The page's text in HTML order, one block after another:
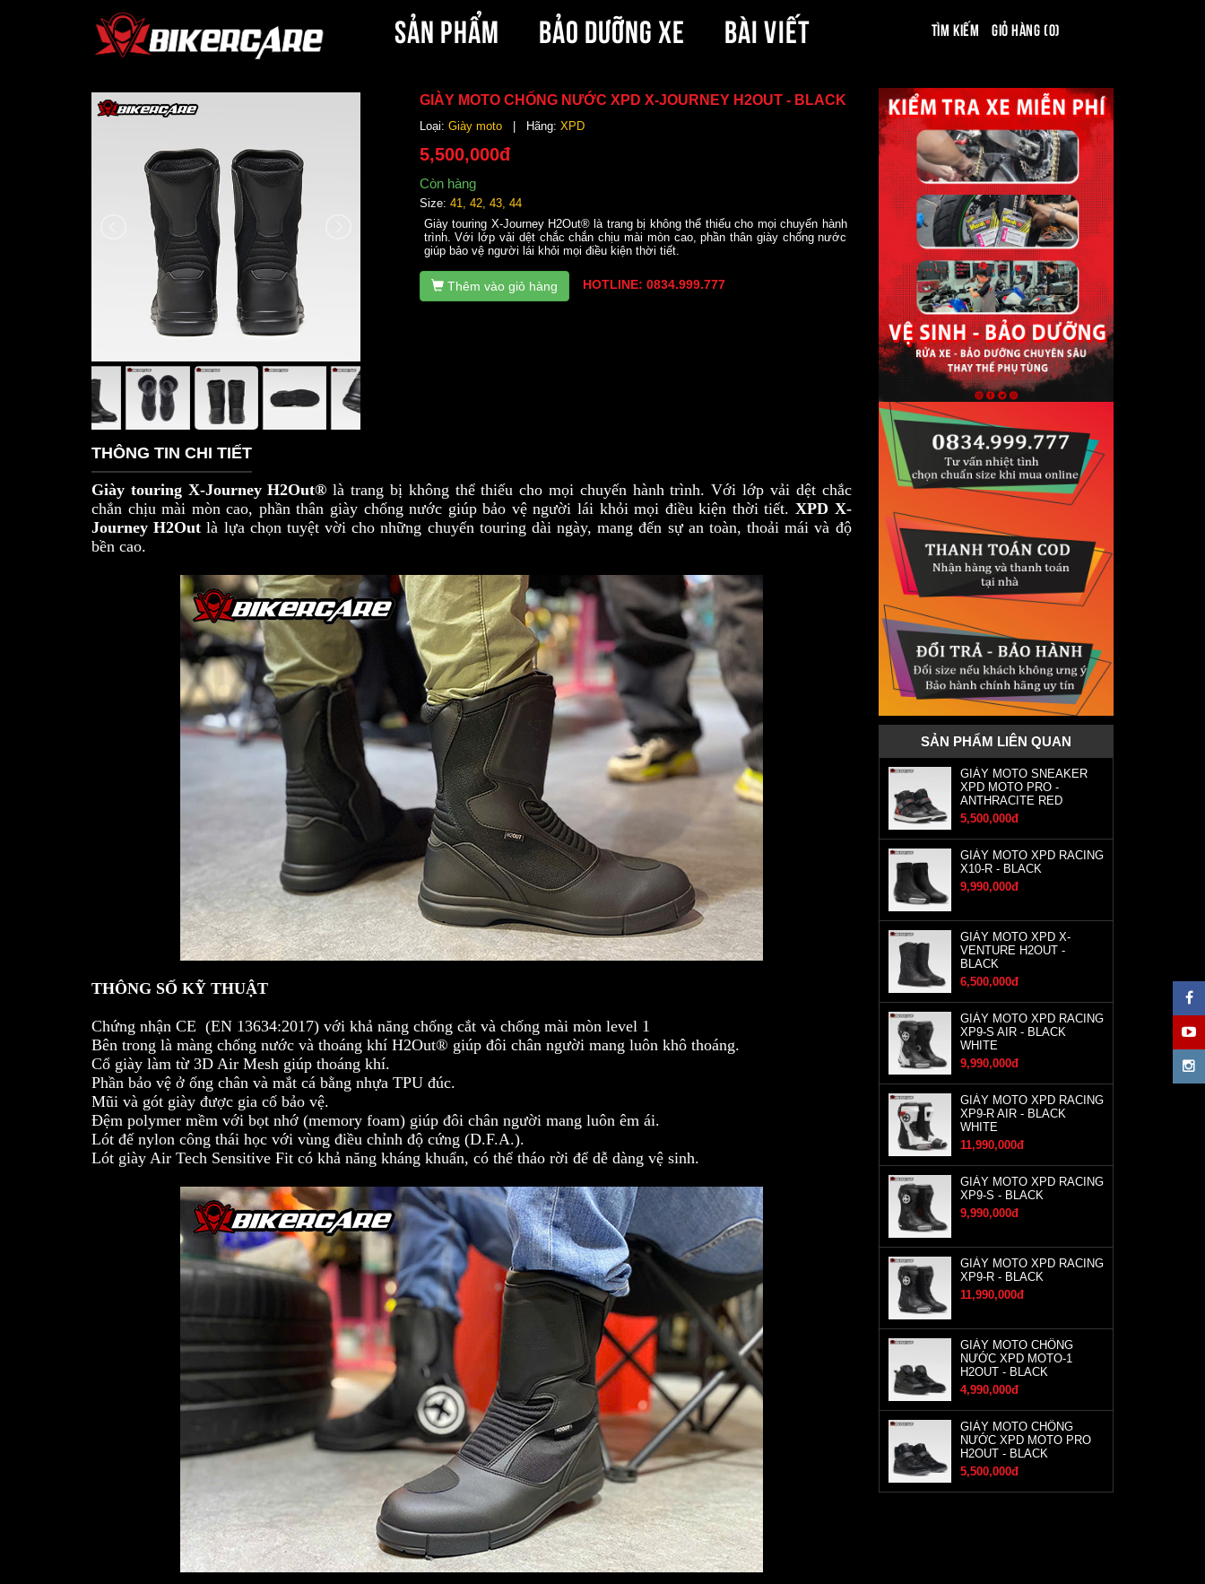
SẢN PHẨM BẢO DƯỠNG XE BÀI VIẾT Tìm kiếm Giỏ hàng (0)
GIÀY MOTO CHỐNG NƯỚC XPD X-JOURNEY H2OUT - BLACK
Loại: Giày moto| Hãng: XPD
5,500,000đ
Còn hàng
Size: 41, 42, 43, 44
Giày touring X-Journey H2Out® là trang bị không thể thiếu cho mọi chuyến hành
trình. Với lớp vải dệt chắc chắn chịu mài mòn cao, phần thân giày chống nước
giúp bảo vệ người lái khỏi mọi điều kiện thời tiết.
Thêm vào giỏ hàng HOTLINE: 0834.999.777
THÔNG TIN CHI TIẾT
Giày touring X-Journey H2Out® là trang bị không thể thiếu cho mọi chuyến hành trình. Với lớp vải dệt chắc
chắn chịu mài mòn cao, phần thân giày chống nước giúp bảo vệ người lái khỏi mọi điều kiện thời tiết. XPD X-
Journey H2Outlà lựa chọn tuyệt vời cho những chuyến touring dài ngày, mang đến sự an toàn, thoải mái và độ
bền cao.
THÔNG SỐ KỸ THUẬT
Chứng nhận CE (EN 13634:2017) với khả năng chống cắt và chống mài mòn level 1
Bên trong là màng chống nước và thoáng khí H2Out® giúp đôi chân người mang luôn khô thoáng.
Cổ giày làm từ 3D Air Mesh giúp thoáng khí.
Phần bảo vệ ở ống chân và mắt cá bằng nhựa TPU đúc.
Mũi và gót giày được gia cố bảo vệ.
Đệm polymer mềm với bọt nhớ (memory foam) giúp đôi chân người mang luôn êm ái.
Lót đế nylon công thái học với vùng điều chỉnh độ cứng (D.F.A.).
Lót giày Air Tech Sensitive Fit có khả năng kháng khuẩn, có thể tháo rời để dễ dàng vệ sinh.
SẢN PHẨM LIÊN QUAN
GIÀY MOTO SNEAKER
XPD MOTO PRO -
ANTHRACITE RED
5,500,000đ
GIÀY MOTO XPD RACING
X10-R - BLACK
9,990,000đ
GIÀY MOTO XPD X-
VENTURE H2OUT -
BLACK
6,500,000đ
GIÀY MOTO XPD RACING
XP9-S AIR - BLACK
WHITE
9,990,000đ
GIÀY MOTO XPD RACING
XP9-R AIR - BLACK
WHITE
11,990,000đ
GIÀY MOTO XPD RACING
XP9-S - BLACK
9,990,000đ
GIÀY MOTO XPD RACING
XP9-R - BLACK
11,990,000đ
GIÀY MOTO CHỐNG
NƯỚC XPD MOTO-1
H2OUT - BLACK
4,990,000đ
GIÀY MOTO CHỐNG
NƯỚC XPD MOTO PRO
H2OUT - BLACK
5,500,000đ